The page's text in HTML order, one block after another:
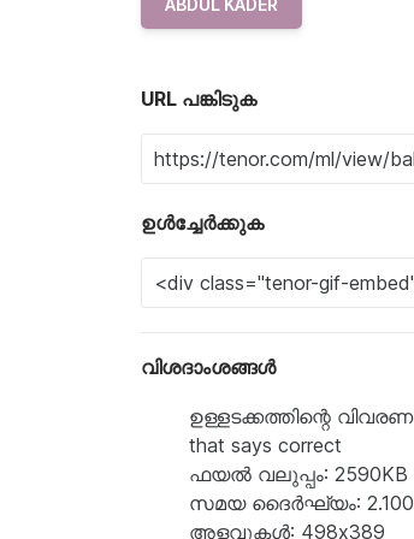
URL പങ്കിടുക
ഉൾച്ചേർക്കുക
വിശദാംശങ്ങൾ
ഉള്ളടക്കത്തിന്റെ
that says correct
ഫയൽ വലുപ്പം: 2590KB
സമയ ദൈർഘ്യം: 2.100
അളവുകൾ: 498x389